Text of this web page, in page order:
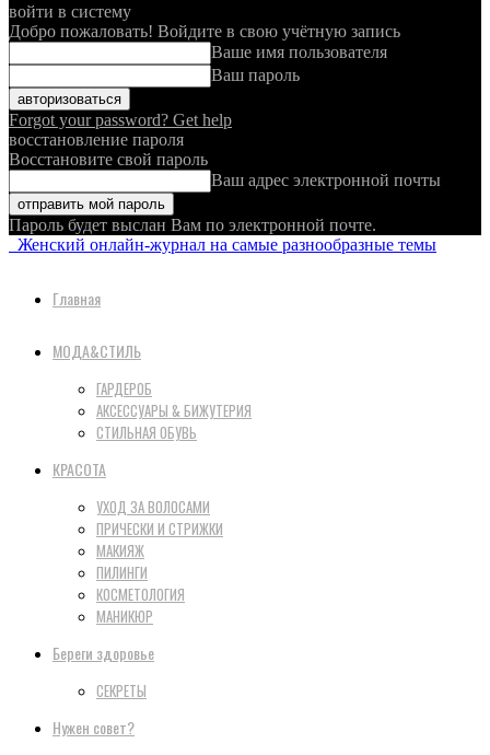
войти в систему
Добро пожаловать! Войдите в свою учётную запись
Ваше имя пользователя
Ваш пароль
Forgot your password? Get help
восстановление пароля
Восстановите свой пароль
Ваш адрес электронной почты
Пароль будет выслан Вам по электронной почте.
Женский онлайн-журнал на самые разнообразные темы
Главная
МОДА&СТИЛЬ
ГАРДЕРОБ
АКСЕССУАРЫ & БИЖУТЕРИЯ
СТИЛЬНАЯ ОБУВЬ
КРАСОТА
УХОД ЗА ВОЛОСАМИ
ПРИЧЕСКИ И СТРИЖКИ
МАКИЯЖ
ПИЛИНГИ
КОСМЕТОЛОГИЯ
МАНИКЮР
Береги здоровье
СЕКРЕТЫ
Нужен совет?